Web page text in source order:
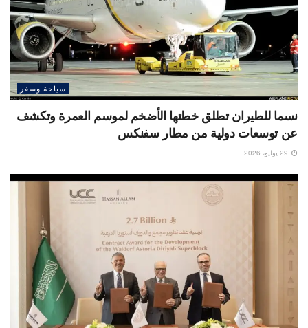
سياحة وسفر
نسما للطيران تطلق خطتها الأضخم لموسم العمرة وتكشف
عن توسعات دولية من مطار سفنكس